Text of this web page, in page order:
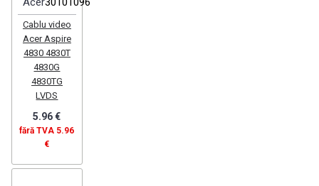
Cablu video
Acer Aspire
4830 4830T
4830G
4830TG
LVDS
5.96 €
fără TVA 5.96
€